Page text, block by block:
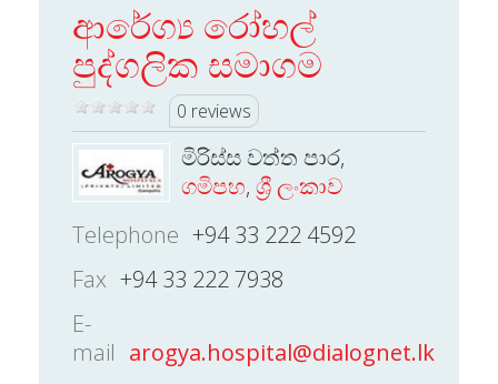
ආරේග්‍ය රෝහල්
පුද්ගලික සමාගම
0 reviews
මිරිස්ස වත්ත පාර,
ගමිපහ, ශ්‍රී ලංකාව
Telephone +94 33 222 4592
Fax +94 33 222 7938
E-
mail arogya.hospital@dialognet.lk